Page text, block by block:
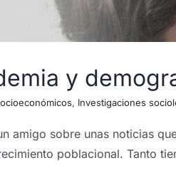
y
, Investigaciones
amigo sobre unas noticias
poblacional. Tanto